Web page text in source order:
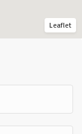
Leaflet